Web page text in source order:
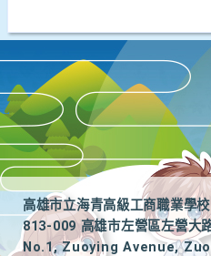
高雄市立海青高級工商職業學校
813-009 高雄市左營區左營大
No.1, Zuoying Avenue,